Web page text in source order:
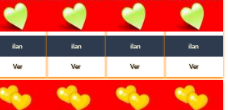
ilan
Ver
ilan
Ver
ilan
Ver
ilan
Ver